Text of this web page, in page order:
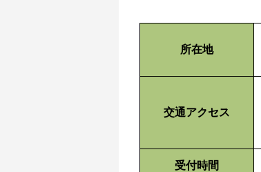
所在地
交通アクセス
受付時間